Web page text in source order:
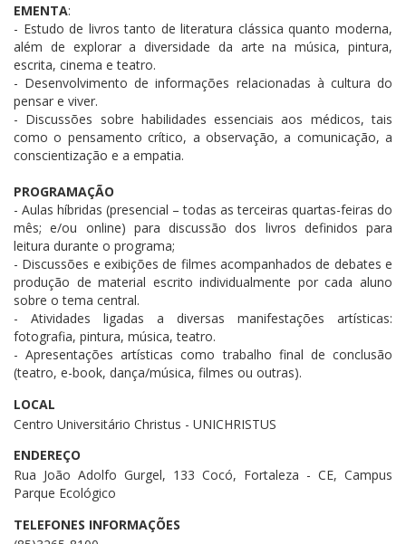
EMENTA:
- Estudo de livros tanto de literatura clássica quanto moderna,
além de explorar a diversidade da arte na música, pintura,
escrita, cinema e teatro.
- Desenvolvimento de informações relacionadas à cultura do
pensar e viver.
- Discussões sobre habilidades essenciais aos médicos, tais
como o pensamento crítico, a observação, a comunicação, a
conscientização e a empatia.
PROGRAMAÇÃO
- Aulas híbridas (presencial – todas as terceiras quartas-feiras do
mês; e/ou online) para discussão dos livros definidos para
leitura durante o programa;
- Discussões e exibições de filmes acompanhados de debates e
produção de material escrito individualmente por cada aluno
sobre o tema central.
- Atividades ligadas a diversas manifestações artísticas:
fotografia, pintura, música, teatro.
- Apresentações artísticas como trabalho final de conclusão
(teatro, e-book, dança/música, filmes ou outras).
LOCAL
Centro Universitário Christus - UNICHRISTUS
ENDEREÇO
Rua João Adolfo Gurgel, 133 Cocó, Fortaleza - CE, Campus
Parque Ecológico
TELEFONES INFORMAÇÕES